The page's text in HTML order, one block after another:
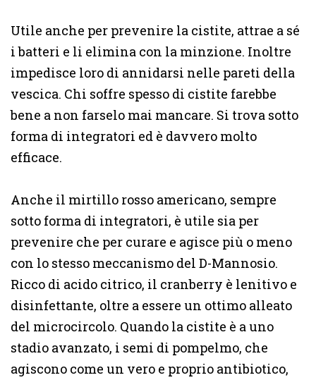
Utile anche per prevenire la cistite, attrae a sé
i batteri e li elimina con la minzione. Inoltre
impedisce loro di annidarsi nelle pareti della
vescica. Chi soffre spesso di cistite farebbe
bene a non farselo mai mancare. Si trova sotto
forma di integratori ed è davvero molto
efficace.
Anche il mirtillo rosso americano, sempre
sotto forma di integratori, è utile sia per
prevenire che per curare e agisce più o meno
con lo stesso meccanismo del D-Mannosio.
Ricco di acido citrico, il cranberry è lenitivo e
disinfettante, oltre a essere un ottimo alleato
del microcircolo. Quando la cistite è a uno
stadio avanzato, i semi di pompelmo, che
agiscono come un vero e proprio antibiotico,